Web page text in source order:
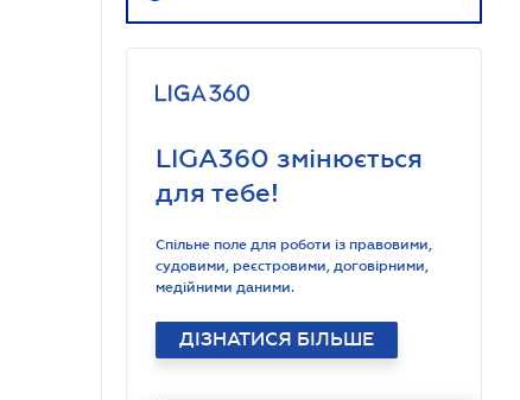
LIGA360 змінюється
для тебе!
Спільне поле для роботи із правовими,
судовими, реєстровими, договірними,
медійними даними.
ДІЗНАТИСЯ БІЛЬШЕ